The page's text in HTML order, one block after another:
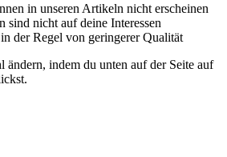
in unseren Artikeln nicht erscheinen
sind nicht auf deine Interessen
der Regel von geringerer Qualität
ändern, indem du unten auf der Seite auf